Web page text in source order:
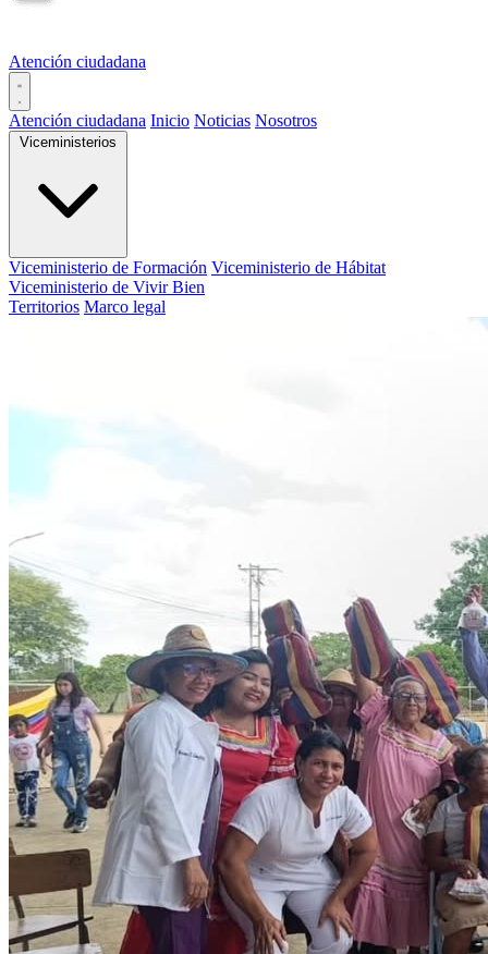
Atención ciudadana
Atención ciudadana Inicio Noticias Nosotros
Viceministerios
Viceministerio de Formación Viceministerio de Hábitat
Viceministerio de Vivir Bien
Territorios Marco legal